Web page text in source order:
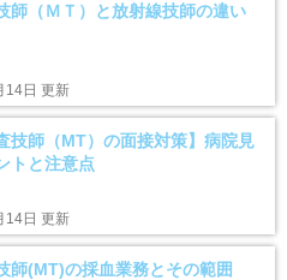
師（ＭＴ）と放射線技師の違い
14日 更新
技師（MT）の面接対策】病院見
トと注意点
14日 更新
師(MT)の採血業務とその範囲